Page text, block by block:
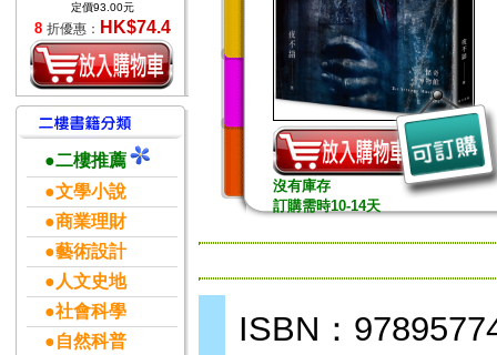
定價93.00元
8 折優惠： HK$74.4
●二樓推薦
●文學小說
●商業理財
●藝術設計
●人文史地
●社會科學
●自然科普
沒有庫存
訂購需時10-14天
ISBN：